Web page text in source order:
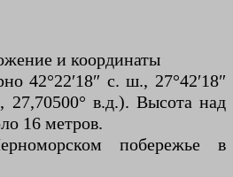
и координаты
42°22′18″ с. ш., 27°42′18″
27,70500° в.д.). Высота над
16 метров.
побережье в